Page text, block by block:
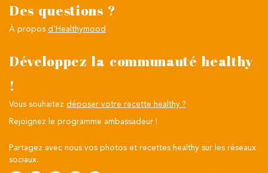
Des questions ?
À propos d'Healthymood
Développez la communauté healthy
!
Vous souhaitez déposer votre recette healthy ?
Rejoignez le programme ambassadeur !
Partagez avec nous vos photos et recettes healthy sur les réseaux
sociaux.